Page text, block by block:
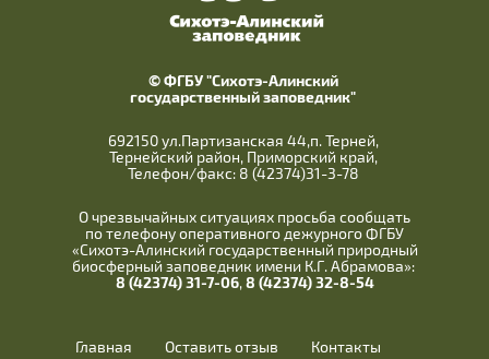
© ФГБУ "Сихотэ-Алинский
государственный заповедник"
692150 ул.Партизанская 44,п. Терней,
Тернейский район, Приморский край,
Телефон/факс: 8 (42374)31-3-78
О чрезвычайных ситуациях просьба сообщать
по телефону оперативного дежурного ФГБУ
«Сихотэ-Алинский государственный природный
биосферный заповедник имени К.Г. Абрамова»:
8 (42374) 31-7-06,8 (42374) 32-8-54
Главная Оставить отзыв Контакты